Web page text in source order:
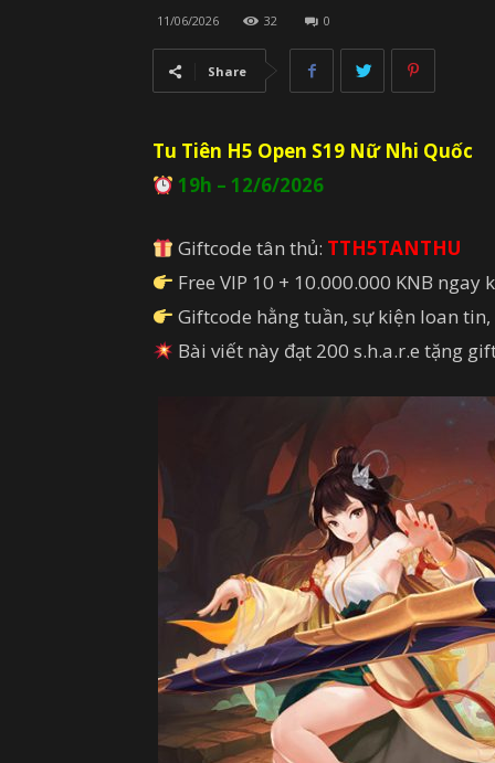
11/06/2026 32 0
Share
Tu Tiên H5 Open S19 Nữ Nhi Quốc
19h – 12/6/2026
Giftcode tân thủ: TTH5TANTHU
Free VIP 10 + 10.000.000 KNB ngay
Giftcode hằng tuần, sự kiện loan
Bài viết này đạt 200 s.h.a.r.e tặng